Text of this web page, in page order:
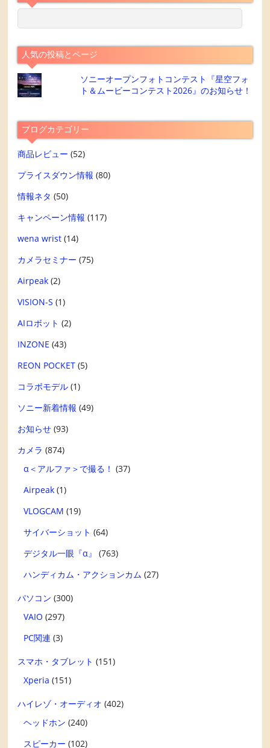
人気の投稿とページ
ソニーオープンフォトコンテスト『星空フォ
ト＆ムービーコンテスト2026』のお知らせ！
ブログカテゴリー
商品レビュー (52)
プライスダウン情報 (80)
情報ネタ (50)
キャンペーン情報 (117)
wena wrist (14)
カメラセミナー (75)
Airpeak (2)
VISION-S (1)
AIロボット (2)
INZONE (43)
REON POCKET (5)
コラボモデル (1)
ソニー新着情報 (49)
お知らせ (93)
カメラ (874)
α＜アルファ＞で撮る！ (37)
Airpeak (1)
VLOGCAM (19)
サイバーショット (64)
デジタル一眼『α』
(763)
ハンディカム・アクションカム (27)
パソコン (300)
VAIO (297)
PC関連 (3)
スマホ・タブレット (151)
Xperia (151)
ハイレゾ・オーディオ (402)
ヘッドホン (240)
スピーカー (102)